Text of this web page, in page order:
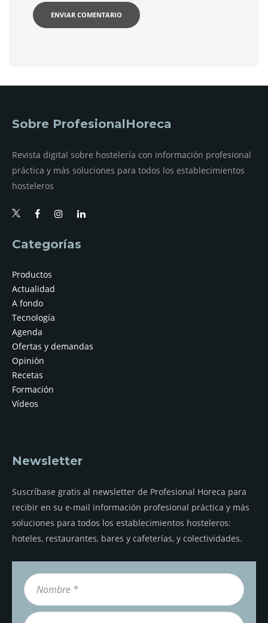
Sobre ProfesionalHoreca
Revista digital sobre hostelería con información profesional
práctica y más soluciones para todos los establecimientos
hosteleros
Categorías
Productos
Actualidad
A fondo
Tecnología
Agenda
Ofertas y demandas
Opinión
Recetas
Formación
Vídeos
Newsletter
Suscríbase gratis al newsletter de Profesional Horeca para
recibir en su e-mail información profesional práctica y más
soluciones para todos los establecimientos hosteleros:
hoteles, restaurantes, bares y cafeterías, y colectividades.